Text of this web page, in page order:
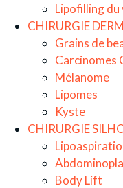
Lipofilling du
CHIRURGIE
Grains de
Carcinomes
Mélanome
Lipomes
Kyste
CHIRURGIE
Body Lift